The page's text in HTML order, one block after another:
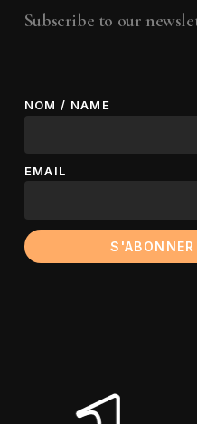
Subscribe to our
NOM / NAME
EMAIL